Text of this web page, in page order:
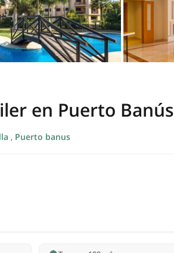
en Puerto Banús
, Puerto banus